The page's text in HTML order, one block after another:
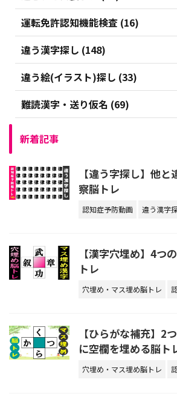
運転免許認知機能検査 (16)
違う漢字探し (148)
違う絵(イラスト)探し (33)
難読漢字・送り仮名 (69)
新着記事
【違う字探し】他
察脳トレ
認知症予防動画 違う漢字
【漢字穴埋め】4つ
トレ
穴埋め・マス埋め脳トレ
【ひらがな補充】2
に空欄を埋める脳ト
穴埋め・マス埋め脳トレ